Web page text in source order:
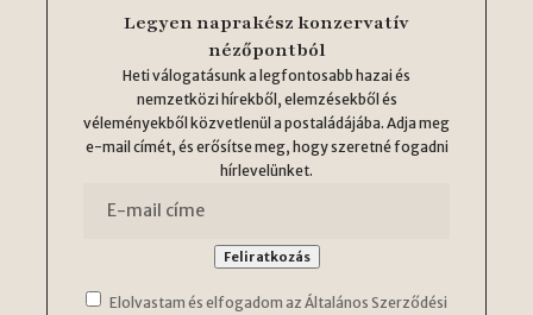
Legyen naprakész konzervatív
nézőpontból
Heti válogatásunk a legfontosabb hazai és
nemzetközi hírekből, elemzésekből és
véleményekből közvetlenül a postaládájába. Adja meg
e-mail címét, és erősítse meg, hogy szeretné fogadni
hírlevelünket.
Elolvastam és elfogadom az Általános Szerződési